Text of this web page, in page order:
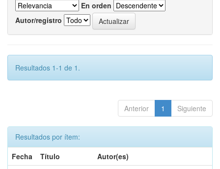
En orden
Autor/registro
Resultados 1-1 de 1.
Anterior 1 Siguiente
Resultados por ítem:
Fecha
Título
Autor(es)